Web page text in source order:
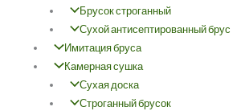
Брусок строганный
Сухой антисептированный брус
Имитация бруса
Камерная сушка
Сухая доска
Строганный брусок